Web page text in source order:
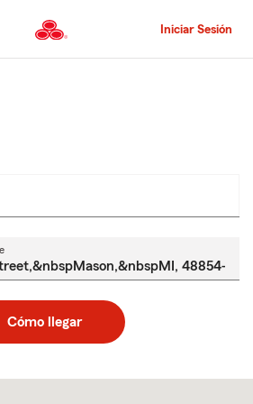
al
contenido
principal
Iniciar Sesión
Cómo llegar
to